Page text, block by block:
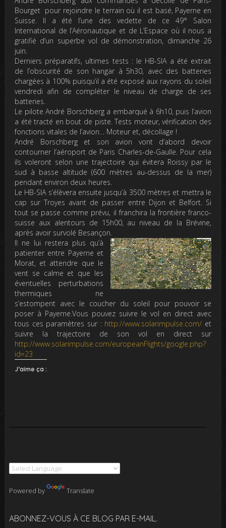
Bourget pour rejoindre le terrain où il est basé, Payerne en
Suisse. Il a été l’une des vedette de ce 49° Salon
International de l’Aéronautique et de L’Espace où il nous a
gratifié d’un superbe vol de démonstration, dimanche 26
juin.
Derniers préparatifs, ultimes tests : le HB-SIA a été extrait
de l’obscurité de son hangar à 5h30, avec des batteries
chargées à 100% puisqu’il a été exposé aux rayons du soleil
vendredi afin de compléter le niveau de charge de ses
batteries.
Le pilote André Borschberg a embarqué à 6h10, puis l’avion
a été tracté en bout de piste. Tests moteur, vérification des
fonctions vitales de l’avion… Moteur et, décollage !
André Borschberg et son avion vont d’abord devoir
contourner l’aéroport de Paris Charles-de-Gaulle. Pour cela
ils voleront selon une trajectoire qui évitera Roissy par le
sud à basse altitude (600 mètres au-dessus de la mer)
pendant environ deux heures.
Le HB-SIA s’élèvera ensuite jusqu’à 3500 mètres et mettra le
cap sur Troyes avant de passer entre Dijon et Belfort. Si
tout se passe comme prévu, il franchira la frontière franco-
suisse aux alentours de 15h00, au niveau de la Brévine,
après avoir survolé Besançon.
Il ne lui restera plus qu’à
patienter entre Payerne et
Morat, et attendre que le
vent se calme et que les
éventuelles perturbations
thermiques ne
s’estompent avec le coucher du soleil pour pouvoir se
poser à Payerne.Vous pouvez suivre le vol en direct avec
tous ces paramètres sur : http://www.solarimpulse.com/ et
suivre la trajectoire de son vol en direct sur
http://www.solarimpulse.com/europeanFlights/google.php?
id=23
J’aime ça :
Powered by Translate
ABONNEZ-VOUS À CE BLOG PAR E-MAIL.